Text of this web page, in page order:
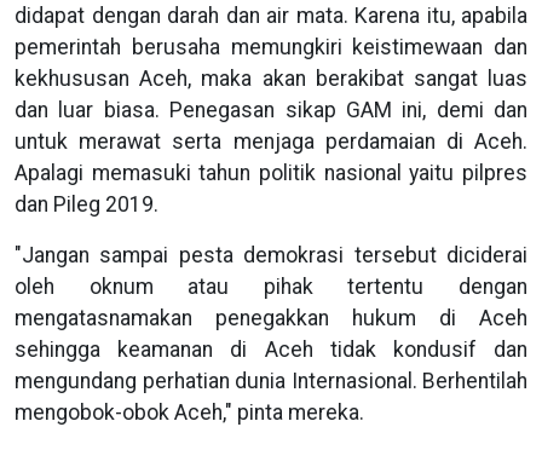
didapat dengan darah dan air mata. Karena itu, apabila
pemerintah berusaha memungkiri keistimewaan dan
kekhususan Aceh, maka akan berakibat sangat luas
dan luar biasa. Penegasan sikap GAM ini, demi dan
untuk merawat serta menjaga perdamaian di Aceh.
Apalagi memasuki tahun politik nasional yaitu pilpres
dan Pileg 2019.
"Jangan sampai pesta demokrasi tersebut diciderai
oleh oknum atau pihak tertentu dengan
mengatasnamakan penegakkan hukum di Aceh
sehingga keamanan di Aceh tidak kondusif dan
mengundang perhatian dunia Internasional. Berhentilah
mengobok-obok Aceh," pinta mereka.